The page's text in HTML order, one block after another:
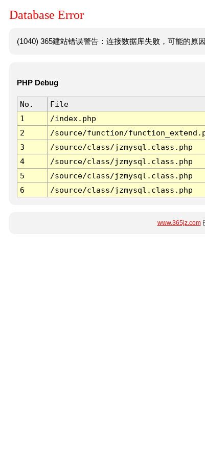
Database Error
(1040) 365建站错误警告：连接数据库失败，可能的原
PHP Debug
No. File
1
/index.php
2
/source/function/
3
/source/class/jzmysql.class.php
4
/source/class/jzmysql.class.php
5
/source/class/jzmysql.class.php
6
/source/class/jzmysql.class.php
www.365jz.com